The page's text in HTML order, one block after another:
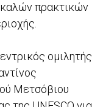
καλών πρακτικών
ομιλητής
Μετσόβιου